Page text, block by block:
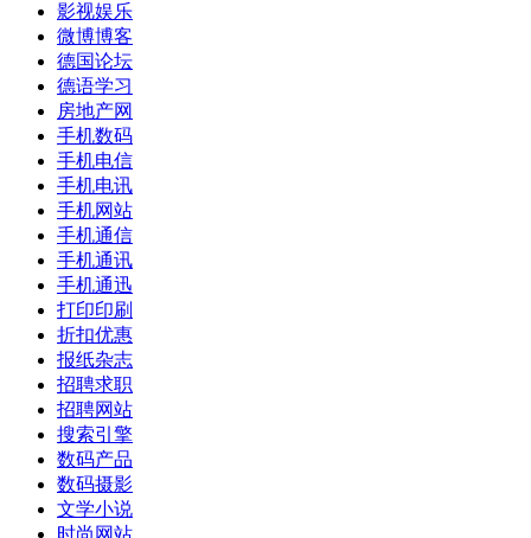
影视娱乐
微博博客
德国论坛
德语学习
房地产网
手机数码
手机电信
手机电讯
手机网站
手机通信
手机通讯
手机通迅
打印印刷
折扣优惠
报纸杂志
招聘求职
招聘网站
搜索引擎
数码产品
数码摄影
文学小说
时尚网站